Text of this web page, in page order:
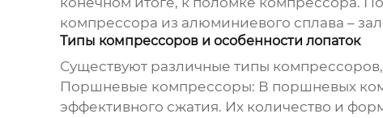
компрессора из алюминиевого сплава –
Типы компрессоров и особенности лопаток
Существуют различные типы
Поршневые компрессоры: В поршневых
эффективного сжатия. Их количество и